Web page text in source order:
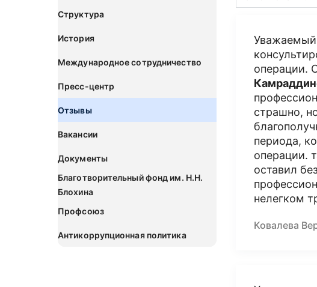
Структура
История
Международное сотрудничество
Пресс-центр
Отзывы
Вакансии
Документы
Благотворительный фонд им. Н.Н.
Блохина
Профсоюз
Антикоррупционная политика
Уважаемый
операции.
страшно,
периода,
операции.
оставил
нелегком
Ковалева